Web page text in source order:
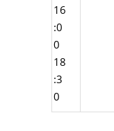
16
:0
0
18
:3
0